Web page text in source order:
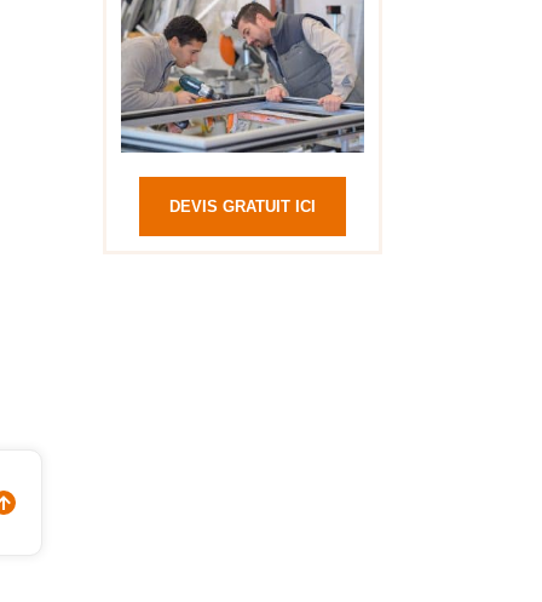
DEVIS GRATUIT ICI